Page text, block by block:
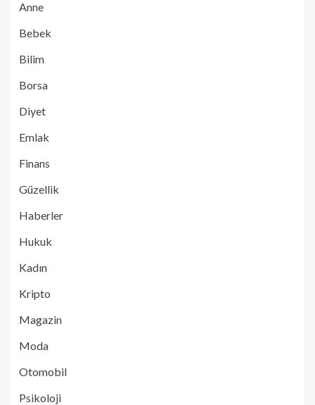
Anne
Bebek
Bilim
Borsa
Diyet
Emlak
Finans
Güzellik
Haberler
Hukuk
Kadın
Kripto
Magazin
Moda
Otomobil
Psikoloji